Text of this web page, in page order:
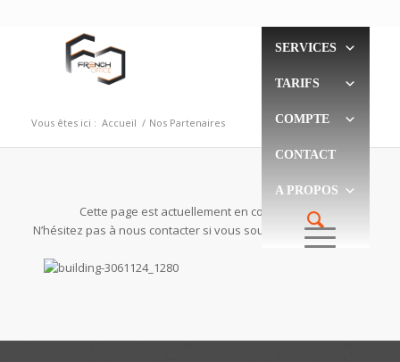
SERVICES
TARIFS
COMPTE
CONTACT
A PROPOS
Vous êtes ici : Accueil / Nos Partenaires
Cette page est actuellement en construction.
N’hésitez pas à nous contacter si vous souhaitez y figurer !